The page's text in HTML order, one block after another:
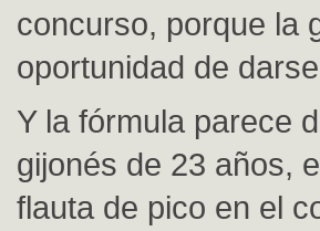
concurso, porque la
oportunidad de
Y la fórmula parece
gijonés de 23 años,
flauta de pico en el